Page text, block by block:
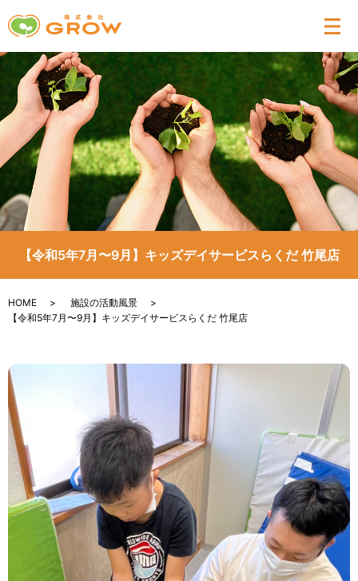
メ
【令和5年7月〜9月】キッズデイサービスらくだ 竹尾店
HOME
施設の活動風景
【令和5年7月〜9月】キッズデイサービスらくだ 竹尾店